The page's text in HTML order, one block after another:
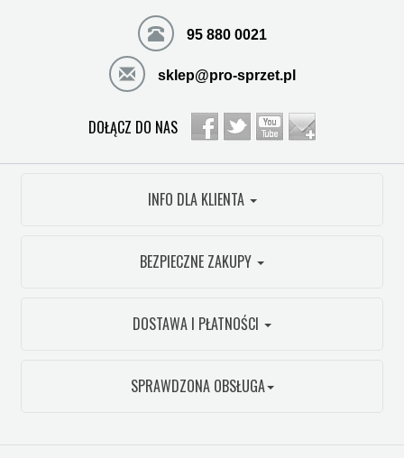
95 880 0021
sklep@pro-sprzet.pl
DOŁĄCZ DO NAS
INFO DLA KLIENTA
BEZPIECZNE ZAKUPY
DOSTAWA I PŁATNOŚCI
SPRAWDZONA OBSŁUGA